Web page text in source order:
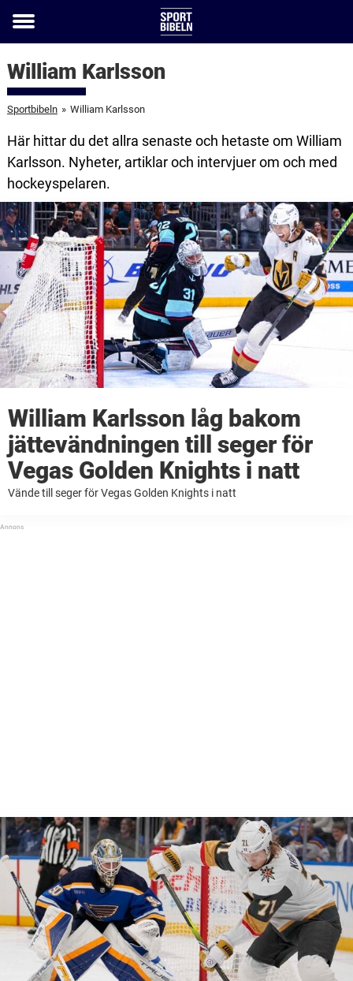
Toggle
William Karlsson
Sportbibeln » William Karlsson
Här hittar du det allra senaste och hetaste om William
Karlsson. Nyheter, artiklar och intervjuer om och med
hockeyspelaren.
William Karlsson låg bakom
jättevändningen till seger för
Vegas Golden Knights i natt
Vände till seger för Vegas Golden Knights i natt